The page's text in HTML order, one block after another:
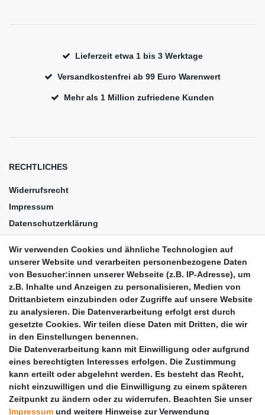
Lieferzeit etwa 1 bis 3 Werktage
Versandkostenfrei ab 99 Euro Warenwert
Mehr als 1 Million zufriedene Kunden
RECHTLICHES
Widerrufsrecht
Impressum
Datenschutzerklärung
Barrierefreiheit
Anleitungen
Vertrag widerrufen
PARTNER
DHL
GLS
PaketPLUS
Wir verwenden Cookies und ähnliche Technologien auf
unserer Website und verarbeiten personenbezogene Daten
von Besucher:innen unserer Webseite (z.B. IP-Adresse), um
z.B. Inhalte und Anzeigen zu personalisieren, Medien von
Drittanbietern einzubinden oder Zugriffe auf unsere Website
zu analysieren. Die Datenverarbeitung erfolgt erst durch
gesetzte Cookies. Wir teilen diese Daten mit Dritten, die wir
in den Einstellungen benennen.
Die Datenverarbeitung kann mit Einwilligung oder aufgrund
eines berechtigten Interesses erfolgen. Die Zustimmung
kann erteilt oder abgelehnt werden. Es besteht das Recht,
nicht einzuwilligen und die Einwilligung zu einem späteren
Zeitpunkt zu ändern oder zu widerrufen. Beachten Sie unser
Impressum und weitere Hinweise zur Verwendung